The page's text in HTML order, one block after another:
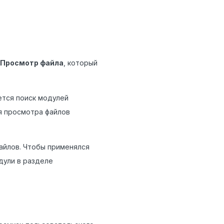
Просмотр файла , который
поиск модулей
просмотра файлов
Чтобы применялся
в разделе